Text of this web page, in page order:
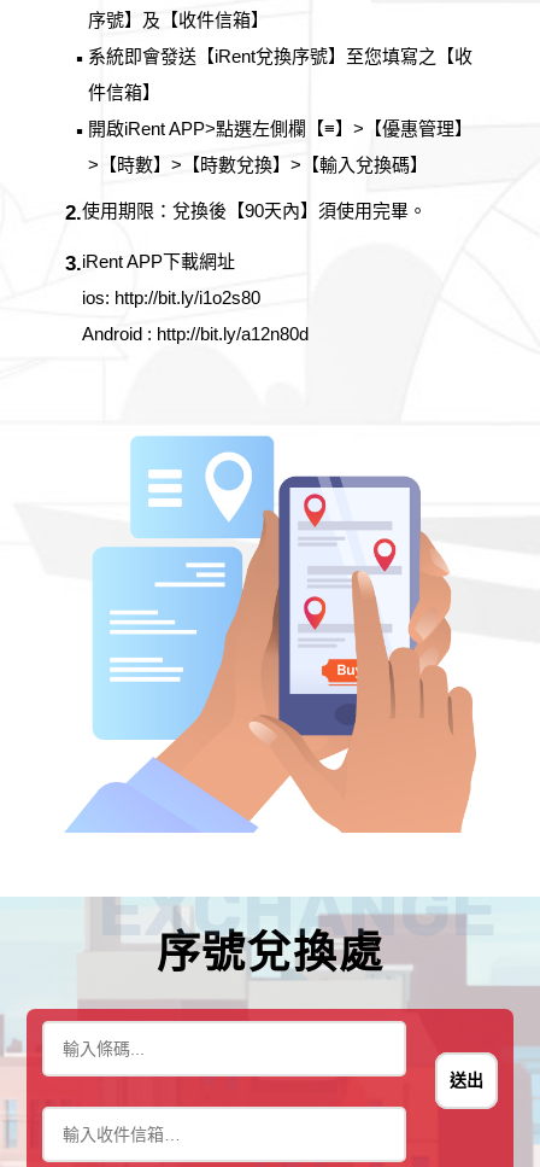
序號】及【收件信箱】
▪ 系統即會發送【iRent兌換序號】至您填寫之【收
件信箱】
▪ 開啟iRent APP>點選左側欄【≡】>【優惠管理】
>【時數】>【時數兌換】>【輸入兌換碼】
2.使用期限：兌換後【90天內】須使用完畢。
3.iRent APP下載網址
ios: http://bit.ly/i1o2s80
Android : http://bit.ly/a12n80d
EXCHANGE
序號兌換處
送出